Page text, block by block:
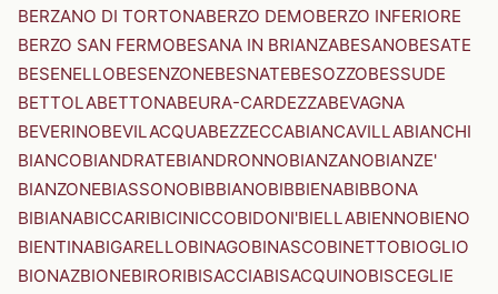
BERZANO DI TORTONABERZO DEMOBERZO INFERIORE
BERZO SAN FERMOBESANA IN BRIANZABESANOBESATE
BESENELLOBESENZONEBESNATEBESOZZOBESSUDE
BETTOLABETTONABEURA-CARDEZZABEVAGNA
BEVERINOBEVILACQUABEZZECCABIANCAVILLABIANCHI
BIANCOBIANDRATEBIANDRONNOBIANZANOBIANZE'
BIANZONEBIASSONOBIBBIANOBIBBIENABIBBONA
BIBIANABICCARIBICINICCOBIDONI'BIELLABIENNOBIENO
BIENTINABIGARELLOBINAGOBINASCOBINETTOBIOGLIO
BIONAZBIONEBIRORIBISACCIABISACQUINOBISCEGLIE